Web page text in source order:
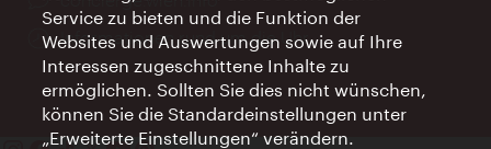
Öffnungszeiten:
Informationen rund um die Uhr
Service zu bieten und die Funktion der
Websites und Auswertungen sowie auf Ihre
Interessen zugeschnittene Inhalte zu
ermöglichen. Sollten Sie dies nicht wünschen,
können Sie die Standardeinstellungen unter
„Erweiterte Einstellungen“ verändern.